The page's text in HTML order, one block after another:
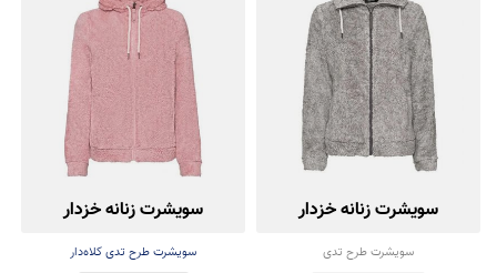
سویشرت زنانه خزدار
سویشرت طرح تدی
سویشرت زنانه خزدار
سویشرت طرح تدی کلاه‌دار